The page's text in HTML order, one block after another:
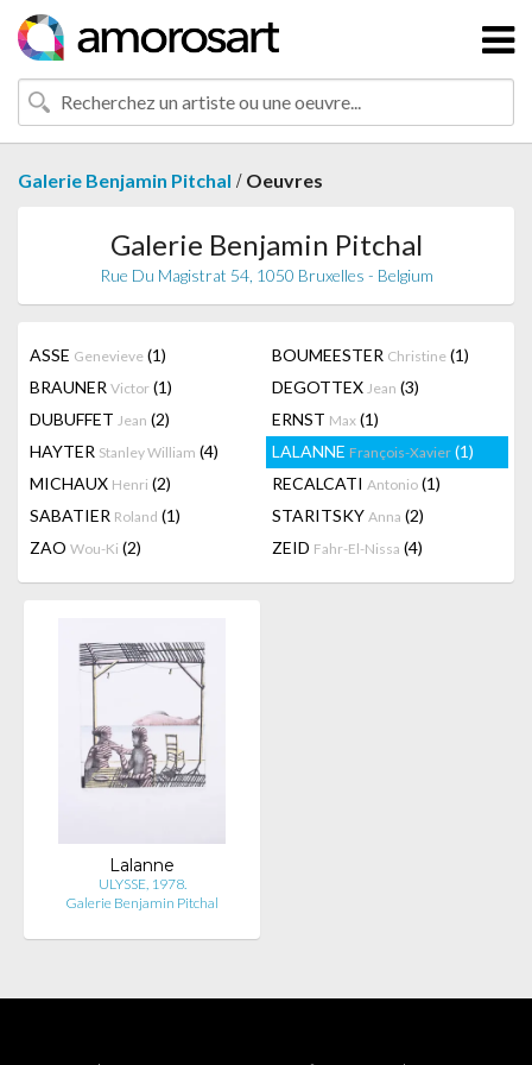
Galerie Benjamin Pitchal / Oeuvres
Galerie Benjamin Pitchal
Rue Du Magistrat 54, 1050 Bruxelles - Belgium
ASSE Genevieve (1) BOUMEESTER Christine (1)
BRAUNER Victor (1) DEGOTTEX Jean (3)
DUBUFFET Jean (2) ERNST Max (1)
HAYTER Stanley William (4) LALANNE François-Xavier (1)
MICHAUX Henri (2) RECALCATI Antonio (1)
SABATIER Roland (1) STARITSKY Anna (2)
ZAO Wou-Ki (2) ZEID Fahr-El-Nissa (4)
Lalanne
ULYSSE, 1978.
Galerie Benjamin Pitchal